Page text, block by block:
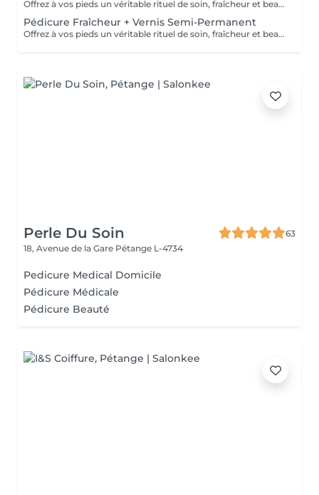
Offrez à vos pieds un véritable rituel de soin, fraîcheur et beauté. Cette prestation comprend une pédicure complète, avec soin des ongles et des cuticules, travail des rugosités, suivie d'un gommage au sel enrichi en huile d'amande douce, d'un bain de pieds effervescent relaxant et rafraîchissant, puis de l'application d'un gel fraîcheur intense pouvant être remonté jusqu'aux mollets. Le soin se termine par la pose du vernis classique de votre choix pour des pieds parfaitement soignés et sublimés. Idéal pour délasser les pieds fatigués, apporter une agréable sensation de fraîcheur et de légèreté, ou simplement profiter d'un moment de bien-être particulièrement appréciable pendant les fortes chaleurs. Des pieds doux, frais, soignés et élégamment vernis le rituel parfait pour l'été.
Pédicure Fraîcheur + Vernis Semi-Permanent
Offrez à vos pieds un véritable rituel de soin, fraîcheur et beauté. Cette prestation comprend une pédicure complète, avec soin des ongles et des cuticules, travail des rugosités, suivie d'un gommage au sel enrichi en huile d'amande douce, d'un bain de pieds effervescent relaxant et rafraîchissant, puis de l'application d'un gel fraîcheur intense pouvant être remonté jusqu'aux mollets. Le soin se termine par la pose du vernis classique de votre choix pour des pieds parfaitement soignés et sublimés. Idéal pour délasser les pieds fatigués, apporter une agréable sensation de fraîcheur et de légèreté, ou simplement profiter d'un moment de bien-être particulièrement appréciable pendant les fortes chaleurs. Des pieds doux, frais, soignés et élégamment vernis le rituel parfait pour l'été.
Perle Du Soin
63
18, Avenue de la Gare Pétange L-4734
Pedicure Medical Domicile
Pédicure Médicale
Pédicure Beauté